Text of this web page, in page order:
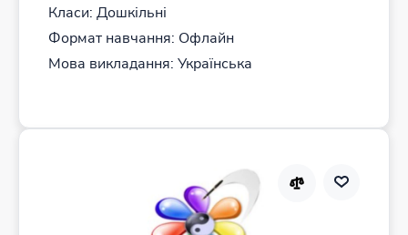
Класи: Дошкільні
Формат навчання: Офлайн
Мова викладання: Українська